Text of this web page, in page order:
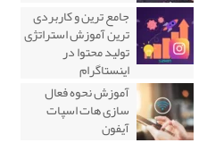
جامع ترین و کاربردی
ترین آموزش استراتژی
تولید محتوا در
اینستاگرام
آموزش نحوه فعال
سازی هات اسپات
آیفون